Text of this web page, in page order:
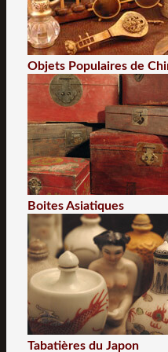
Objets Populaires de
Boites Asiatiques
Tabatières du Japon